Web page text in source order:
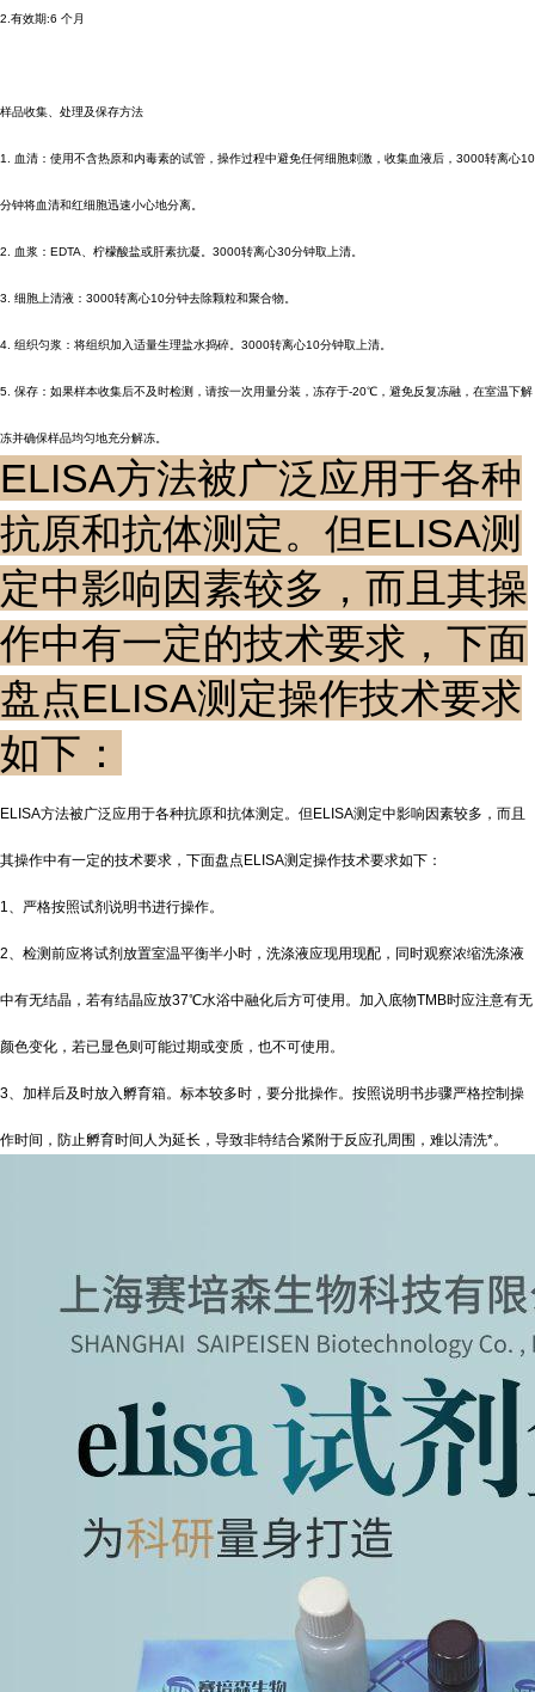
2.有效期:6 个月
样品收集、处理及保存方法
1. 血清：使用不含热原和内毒素的试管，操作过程中避免任何细胞刺激，收集血液后，3000转离心10
分钟将血清和红细胞迅速小心地分离。
2. 血浆：EDTA、柠檬酸盐或肝素抗凝。3000转离心30分钟取上清。
3. 细胞上清液：3000转离心10分钟去除颗粒和聚合物。
4. 组织匀浆：将组织加入适量生理盐水捣碎。3000转离心10分钟取上清。
5. 保存：如果样本收集后不及时检测，请按一次用量分装，冻存于-20℃，避免反复冻融，在室温下解
冻并确保样品均匀地充分解冻。
ELISA方法被广泛应用于各种
抗原和抗体测定。但ELISA测
定中影响因素较多，而且其操
作中有一定的技术要求，下面
盘点ELISA测定操作技术要求
如下：
ELISA方法被广泛应用于各种抗原和抗体测定。但ELISA测定中影响因素较多，而且
其操作中有一定的技术要求，下面盘点ELISA测定操作技术要求如下：
1、严格按照试剂说明书进行操作。
2、检测前应将试剂放置室温平衡半小时，洗涤液应现用现配，同时观察浓缩洗涤液
中有无结晶，若有结晶应放37℃水浴中融化后方可使用。加入底物TMB时应注意有无
颜色变化，若已显色则可能过期或变质，也不可使用。
3、加样后及时放入孵育箱。标本较多时，要分批操作。按照说明书步骤严格控制操
作时间，防止孵育时间人为延长，导致非特结合紧附于反应孔周围，难以清洗*。